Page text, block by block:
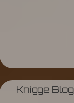
Knigge Blog